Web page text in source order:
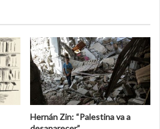
Hernán Zin: “Palestina va a